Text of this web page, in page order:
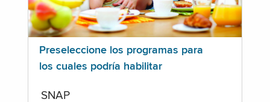
Preseleccione los programas para
los cuales podría habilitar
SNAP